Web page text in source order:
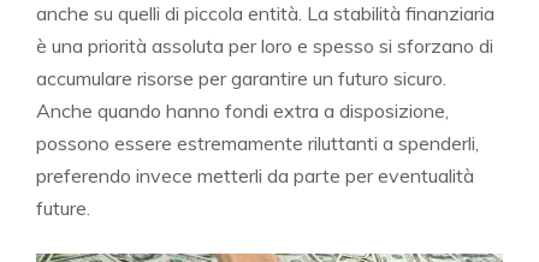
anche su quelli di piccola entità. La stabilità finanziaria
è una priorità assoluta per loro e spesso si sforzano di
accumulare risorse per garantire un futuro sicuro.
Anche quando hanno fondi extra a disposizione,
possono essere estremamente riluttanti a spenderli,
preferendo invece metterli da parte per eventualità
future.